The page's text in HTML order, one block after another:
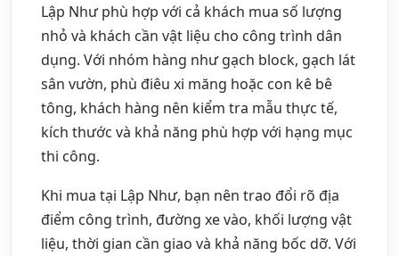
Lập Như phù hợp với cả khách mua số lượng
nhỏ và khách cần vật liệu cho công trình dân
dụng. Với nhóm hàng như gạch block, gạch lát
sân vườn, phù điêu xi măng hoặc con kê bê
tông, khách hàng nên kiểm tra mẫu thực tế,
kích thước và khả năng phù hợp với hạng mục
thi công.
Khi mua tại Lập Như, bạn nên trao đổi rõ địa
điểm công trình, đường xe vào, khối lượng vật
liệu, thời gian cần giao và khả năng bốc dỡ. Với